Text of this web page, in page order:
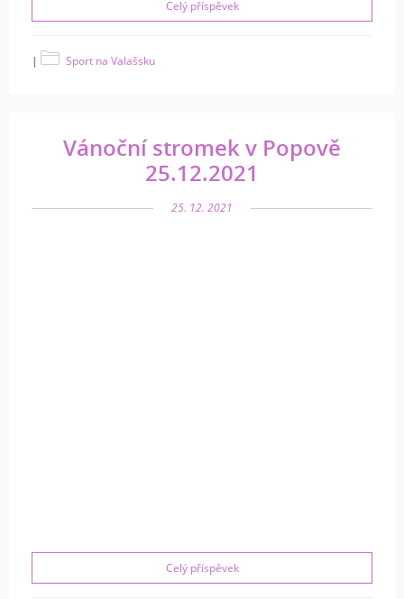
Celý příspěvek
| Sport na Valašsku
Vánoční stromek v Popově
25.12.2021
25. 12. 2021
Celý příspěvek